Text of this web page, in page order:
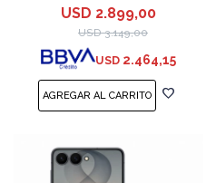
Graphit
USD 2.899,00
USD 3.149,00
USD 2.464,15